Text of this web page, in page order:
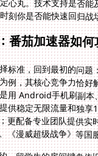
刻你是否能快速回归
番茄加速器如
标准，回到最初的问题
例，其核心竞争力恰好
径；无论你是用 Android
音游戏专线提供稳定无限
更配备专业团队提供
《漫威超级战争》等国